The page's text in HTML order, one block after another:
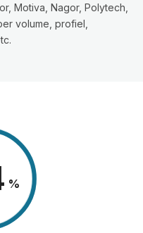
Motiva, Nagor, Polytech,
volume, profiel,
%